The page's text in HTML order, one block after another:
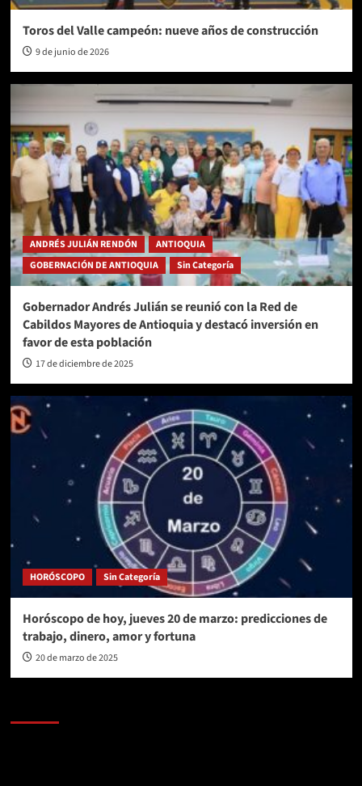
Toros del Valle campeón: nueve años de construcción
9 de junio de 2026
ANDRÉS JULIÁN RENDÓN
ANTIOQUIA
GOBERNACIÓN DE ANTIOQUIA
Sin Categoría
Gobernador Andrés Julián se reunió con la Red de
Cabildos Mayores de Antioquia y destacó inversión en
favor de esta población
17 de diciembre de 2025
HORÓSCOPO Sin Categoría
Horóscopo de hoy, jueves 20 de marzo: predicciones de
trabajo, dinero, amor y fortuna
20 de marzo de 2025